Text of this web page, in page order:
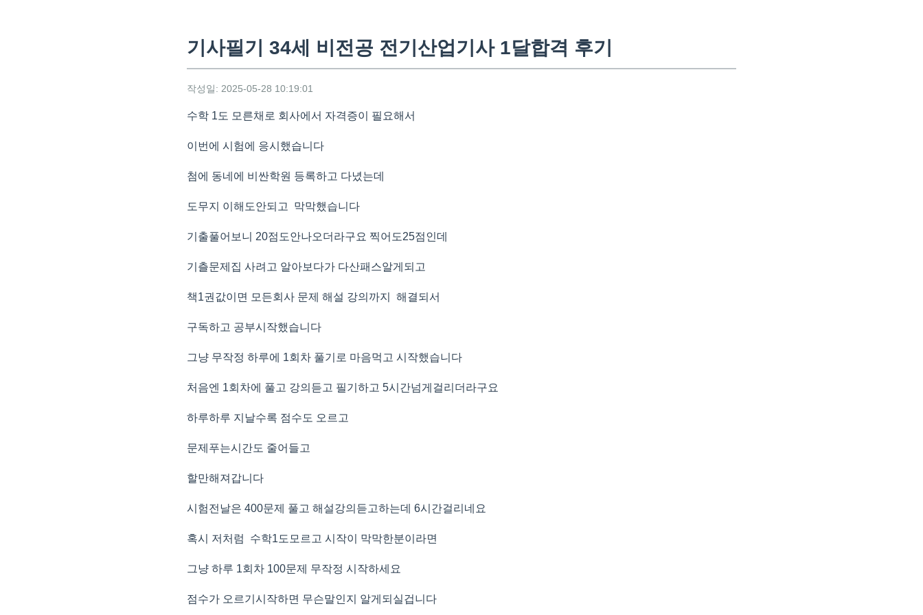
기사필기 34세 비전공 전기산업기사 1달합격 후기
작성일: 2025-05-28 10:19:01
수학 1도 모른채로 회사에서 자격증이 필요해서
이번에 시험에 응시했습니다
첨에 동네에 비싼학원 등록하고 다녔는데
도무지 이해도안되고 막막했습니다
기출풀어보니 20점도안나오더라구요 찍어도25점인데
기츨문제집 사려고 알아보다가 다산패스알게되고
책1권값이면 모든회사 문제 해설 강의까지 해결되서
구독하고 공부시작했습니다
그냥 무작정 하루에 1회차 풀기로 마음먹고 시작했습니다
처음엔 1회차에 풀고 강의듣고 필기하고 5시간넘게걸리더라구요
하루하루 지날수록 점수도 오르고
문제푸는시간도 줄어들고
할만해져갑니다
시험전날은 400문제 풀고 해설강의듣고하는데 6시간걸리네요
혹시 저처럼 수학1도모르고 시작이 막막한분이라면
그냥 하루 1회차 100문제 무작정 시작하세요
점수가 오르기시작하면 무슨말인지 알게되실겁니다